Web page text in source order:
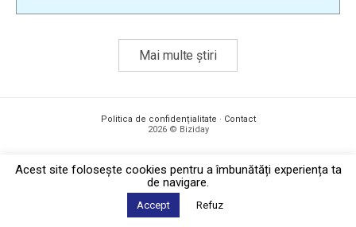
Mai multe știri
Politica de confidențialitate · Contact
2026 © Biziday
Acest site foloseşte cookies pentru a îmbunătăți experiența ta
de navigare.
Accept Refuz